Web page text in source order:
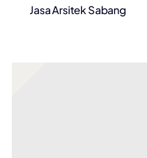
Jasa Arsitek Sabang